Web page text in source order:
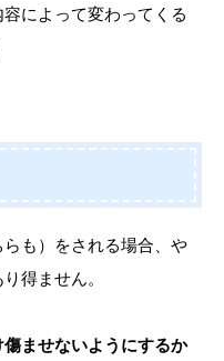
によって変わってくる
も）をされる場合、や
得ません。
ませないようにするか